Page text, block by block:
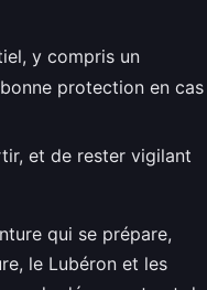
y compris un
protection en cas
et de rester vigilant
qui se prépare,
le Lubéron et les